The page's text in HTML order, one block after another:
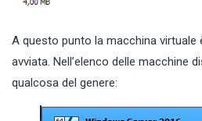
A questo punto la macchina virtuale
avviata. Nell’elenco delle macchine
qualcosa del genere: